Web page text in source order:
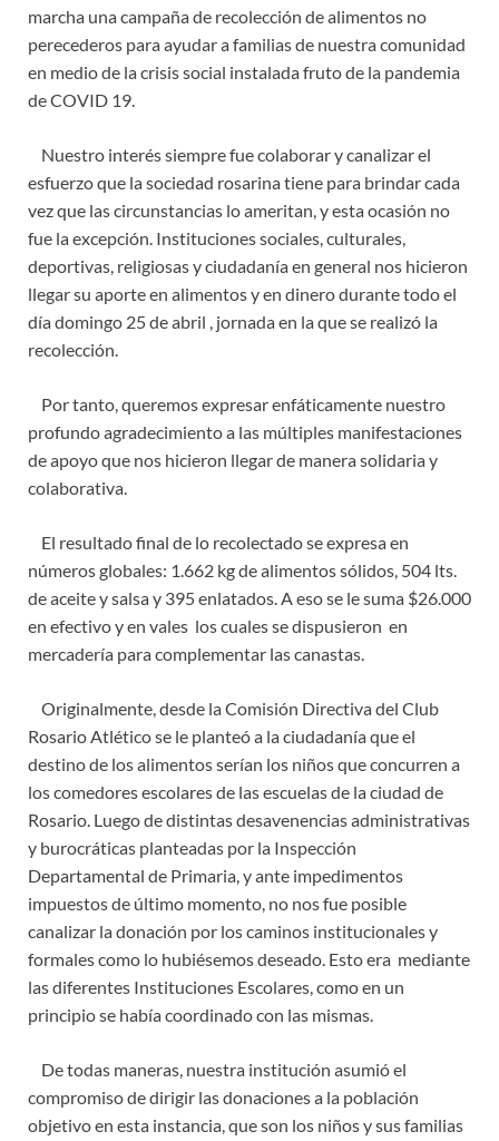
marcha una campaña de recolección de alimentos no
perecederos para ayudar a familias de nuestra comunidad
en medio de la crisis social instalada fruto de la pandemia
de COVID 19.
Nuestro interés siempre fue colaborar y canalizar el
esfuerzo que la sociedad rosarina tiene para brindar cada
vez que las circunstancias lo ameritan, y esta ocasión no
fue la excepción. Instituciones sociales, culturales,
deportivas, religiosas y ciudadanía en general nos hicieron
llegar su aporte en alimentos y en dinero durante todo el
día domingo 25 de abril , jornada en la que se realizó la
recolección.
Por tanto, queremos expresar enfáticamente nuestro
profundo agradecimiento a las múltiples manifestaciones
de apoyo que nos hicieron llegar de manera solidaria y
colaborativa.
El resultado final de lo recolectado se expresa en
números globales: 1.662 kg de alimentos sólidos, 504 lts.
de aceite y salsa y 395 enlatados. A eso se le suma $26.000
en efectivo y en vales los cuales se dispusieron en
mercadería para complementar las canastas.
Originalmente, desde la Comisión Directiva del Club
Rosario Atlético se le planteó a la ciudadanía que el
destino de los alimentos serían los niños que concurren a
los comedores escolares de las escuelas de la ciudad de
Rosario. Luego de distintas desavenencias administrativas
y burocráticas planteadas por la Inspección
Departamental de Primaria, y ante impedimentos
impuestos de último momento, no nos fue posible
canalizar la donación por los caminos institucionales y
formales como lo hubiésemos deseado. Esto era mediante
las diferentes Instituciones Escolares, como en un
principio se había coordinado con las mismas.
De todas maneras, nuestra institución asumió el
compromiso de dirigir las donaciones a la población
objetivo en esta instancia, que son los niños y sus familias